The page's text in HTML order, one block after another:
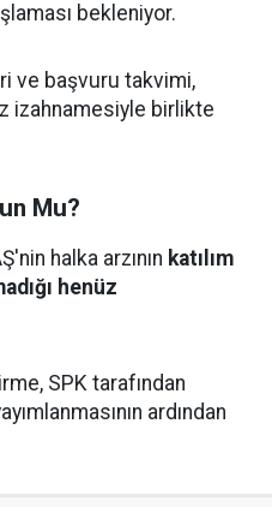
bekleniyor.
ve başvuru takvimi,
izahnamesiyle birlikte
Mu?
halka arzının katılım
henüz
SPK tarafından
ardından